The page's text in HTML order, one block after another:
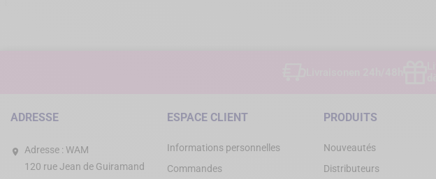
ADRESSE
Adresse : WAM
120 rue Jean de Guiramand
ESPACE CLIENT
Informations personnelles
Commandes
PRODUITS
Nouveautés
Distributeurs